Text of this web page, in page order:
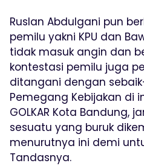
Ruslan Abdulgani pun
pemilu yakni KPU dan
tidak masuk angin dan
kontestasi pemilu juga
ditangani dengan
Pemegang Kebijakan di
GOLKAR Kota Bandung,
sesuatu yang buruk
menurutnya ini demi
Tandasnya.